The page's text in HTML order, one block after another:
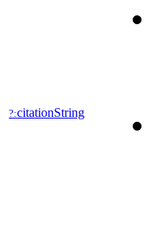
?:citationString